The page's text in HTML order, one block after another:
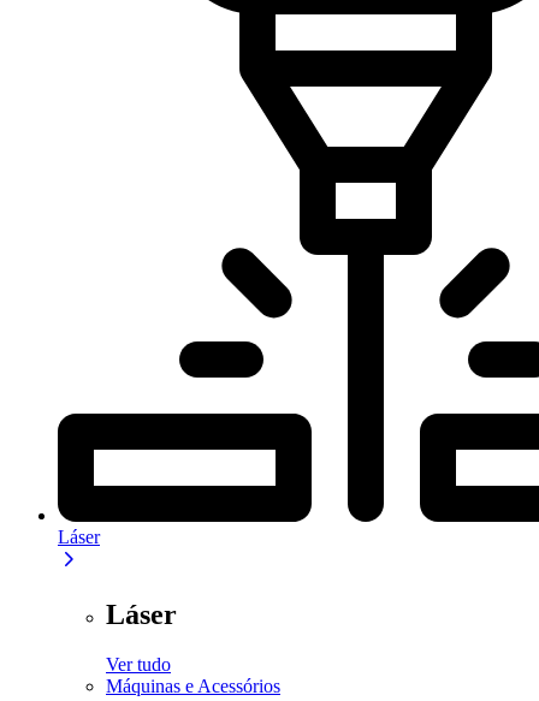
Láser
Láser
Ver tudo
Máquinas e Acessórios